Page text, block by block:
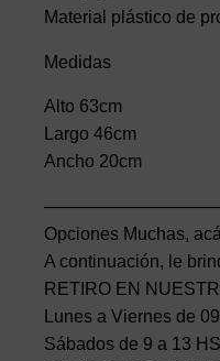
Material plástico de
Medidas
Alto 63cm
Largo 46cm
Ancho 20cm
Opciones Muchas,
A continuación, le
RETIRO EN
Lunes a Viernes de
Sábados de 9 a 13